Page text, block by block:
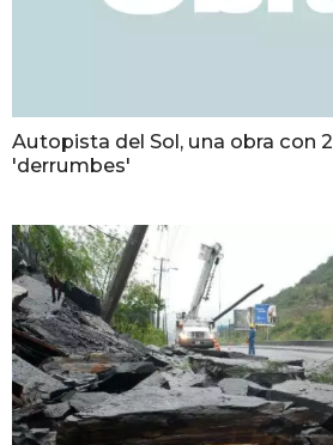
Autopista del Sol, una obra con
'derrumbes'